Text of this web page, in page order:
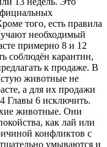
того, есть правила
необходимый
примерно 8 и 12
соблюдён карантин,
к продаже. В
животные не
а для их продажи
Главы 6 исключить.
животные. Они
как лай или
конфликтов с
умываются и